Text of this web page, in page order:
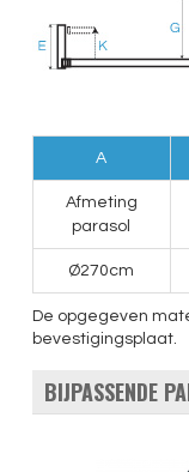
A
Afmeting
parasol
Ø270cm
De opgegeven
bevestigingsplaat.
BIJPASSENDE